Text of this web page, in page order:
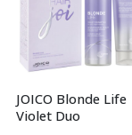
JOICO Blonde Life
Violet Duo